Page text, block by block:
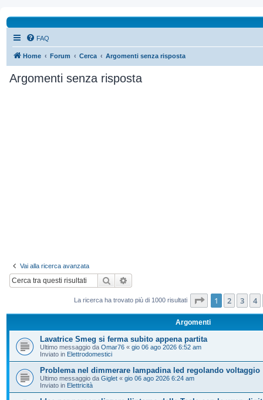
FAQ
Home Forum Cerca Argomenti senza risposta
Argomenti senza risposta
Vai alla ricerca avanzata
Cerca
La ricerca ha trovato più di 1000 risultati Pagina di 20
1 2 3 4
Argomenti
Lavatrice Smeg si ferma subito appena partita
Ultimo messaggio da Omar76 « gio 06 ago 2026 6:52 am
Inviato in Elettrodomestici
Problema nel dimmerare lampadina led regolando voltaggio
Ultimo messaggio da Giglet « gio 06 ago 2026 6:24 am
Inviato in Elettricità